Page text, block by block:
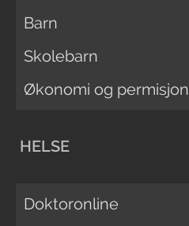
Barn
Skolebarn
Økonomi og permisjon
HELSE
Doktoronline